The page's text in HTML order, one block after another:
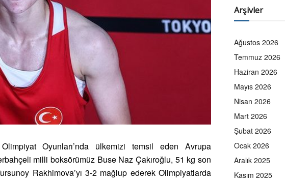
Oyunları’nda ülkemizi temsil eden Avrupa
milli boksörümüz Buse Naz Çakıroğlu, 51 kg son
Rakhimova’yı 3-2 mağlup ederek Olimpiyatlarda
Arşivler
Ağustos 2026
Temmuz 2026
Haziran 2026
Mayıs 2026
Nisan 2026
Mart 2026
Şubat 2026
Ocak 2026
Aralık 2025
Kasım 2025